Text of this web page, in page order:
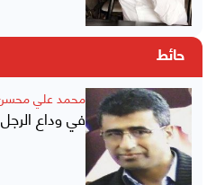
حائط
محمد علي
في وداع